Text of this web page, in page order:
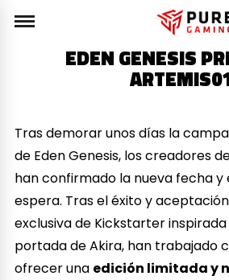
EDEN GENESIS
Tras demorar unos días la
de Eden Genesis, los creadores
han confirmado la nueva fecha
espera. Tras el éxito y
exclusiva de Kickstarter
portada de Akira, han trabajado
ofrecer una edición limitada y